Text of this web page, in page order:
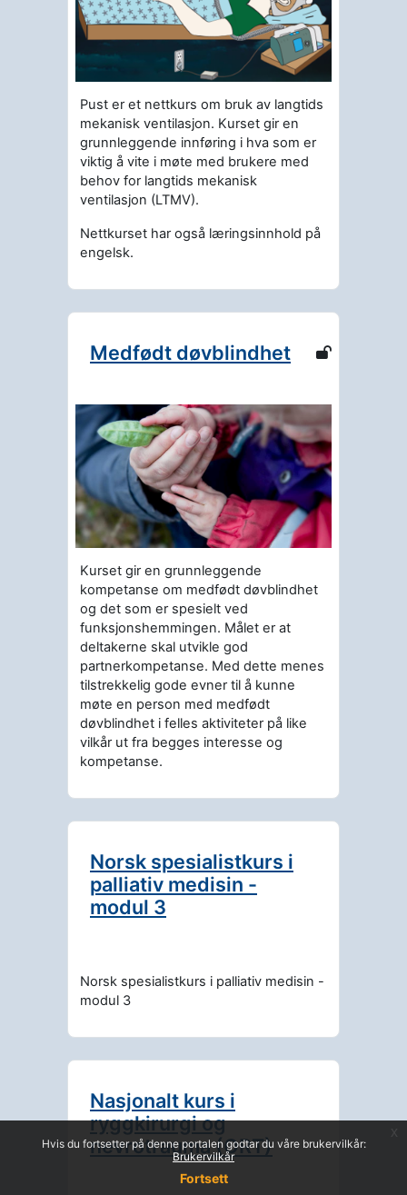
Hvis du fortsetter på denne portalen godtar du våre brukervilkår:
Brukervilkår
Fortsett
x
Pust er et nettkurs om bruk av langtids
mekanisk ventilasjon. Kurset gir en
grunnleggende innføring i hva som er
viktig å vite i møte med brukere med
behov for langtids mekanisk
ventilasjon (LTMV).
Nettkurset har også læringsinnhold på
engelsk.
Medfødt døvblindhet
Kurset gir en grunnleggende
kompetanse om medfødt døvblindhet
og det som er spesielt ved
funksjonshemmingen. Målet er at
deltakerne skal utvikle god
partnerkompetanse. Med dette menes
tilstrekkelig gode evner til å kunne
møte en person med medfødt
døvblindhet i felles aktiviteter på like
vilkår ut fra begges interesse og
kompetanse.
Norsk spesialistkurs i
palliativ medisin -
modul 3
Norsk spesialistkurs i palliativ medisin -
modul 3
Nasjonalt kurs i
ryggkirurgi og
nevrotrauma (ORT)